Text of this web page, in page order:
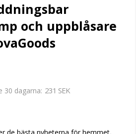
och uppblåsare
30 dagarna 231 SEK